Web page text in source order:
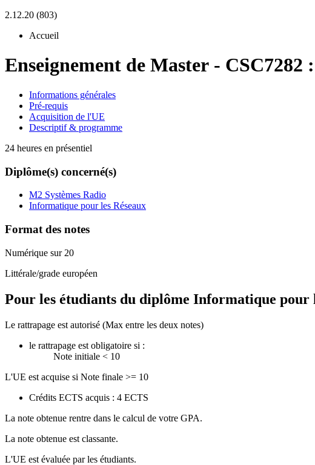
2.12.20 (803)
Accueil
Enseignement de Master - CSC7282 :
Informations générales
Pré-requis
Acquisition de l'UE
Descriptif & programme
24 heures en présentiel
Diplôme(s) concerné(s)
M2 Systèmes Radio
Informatique pour les Réseaux
Format des notes
Numérique sur 20
Littérale/grade européen
Pour les étudiants du diplôme Informatique pour
Le rattrapage est autorisé (Max entre les deux notes)
le rattrapage est obligatoire si :
Note initiale < 10
L'UE est acquise si Note finale >= 10
Crédits ECTS acquis : 4 ECTS
La note obtenue rentre dans le calcul de votre GPA.
La note obtenue est classante.
L'UE est évaluée par les étudiants.